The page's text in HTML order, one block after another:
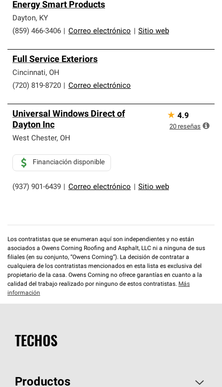
Energy Smart Products
Dayton, KY
(859) 466-3406
Correo electrónico Sitio web
Full Service Exteriors
Cincinnati, OH
(720) 819-8720
Correo electrónico
Universal Windows Direct of
Dayton Inc
West Chester, OH
(937) 901-6439 Correo electrónico Sitio web
Financiación disponible
★ 4.9
20 reseñas
Los contratistas que se enumeran aquí son independientes y no están
asociados a Owens Corning Roofing and Asphalt, LLC ni a ninguna de sus
filiales (en su conjunto, “Owens Corning”). La decisión de contratar a
cualquiera de los contratistas mencionados en esta lista es exclusiva del
propietario de la casa. Owens Corning no ofrece garantías en cuanto a la
calidad del trabajo realizado por ninguno de estos contratistas. Más
información
TECHOS
Productos